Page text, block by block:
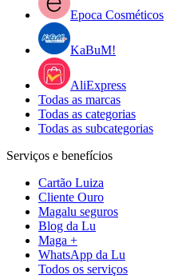
Epoca Cosméticos
KaBuM!
AliExpress
Todas as marcas
Todas as categorias
Todas as subcategorias
Serviços e benefícios
Cartão Luiza
Cliente Ouro
Magalu seguros
Blog da Lu
Maga +
WhatsApp da Lu
Todos os serviços